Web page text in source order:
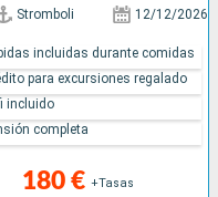
Stromboli 12/12/2026
180 € +Tasas
incluidas durante comidas
para excursiones regalado
incluido
completa